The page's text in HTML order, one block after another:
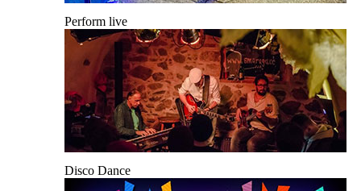
Perform live
Disco Dance